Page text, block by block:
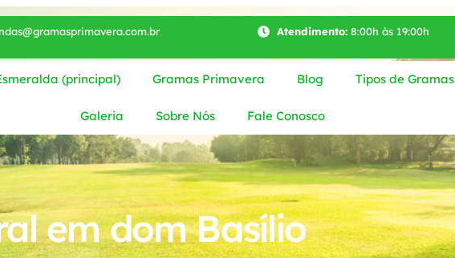
Atendimento:8:00h às 19:00h
(principal) Gramas Primavera Blog Tipos de Gramas
Galeria Sobre Nós Fale Conosco
em dom Basílio